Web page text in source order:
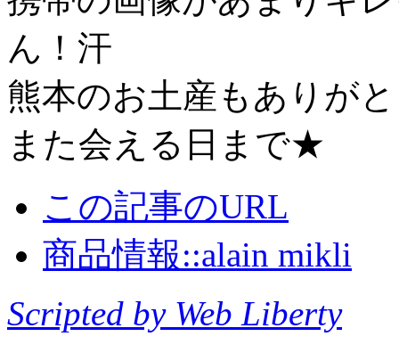
ん！汗
熊本のお土産もありが
また会える日まで★
この記事のURL
商品情報::alain mikli
Scripted by Web Liberty